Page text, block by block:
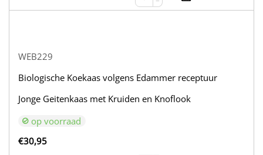
WEB229
Biologische Koekaas volgens Edammer receptuur
Jonge Geitenkaas met Kruiden en Knoflook
op voorraad
€30,95